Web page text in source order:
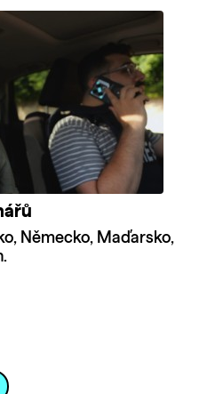
Německo, Maďarsko,